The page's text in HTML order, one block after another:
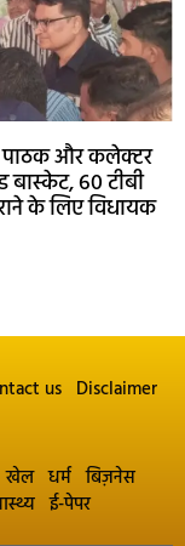
पाठक और कलेक्टर
बास्केट, 60 टीबी
के लिए विधायक
us Disclaimer
खेल धर्म बिज़नेस
ई-पेपर